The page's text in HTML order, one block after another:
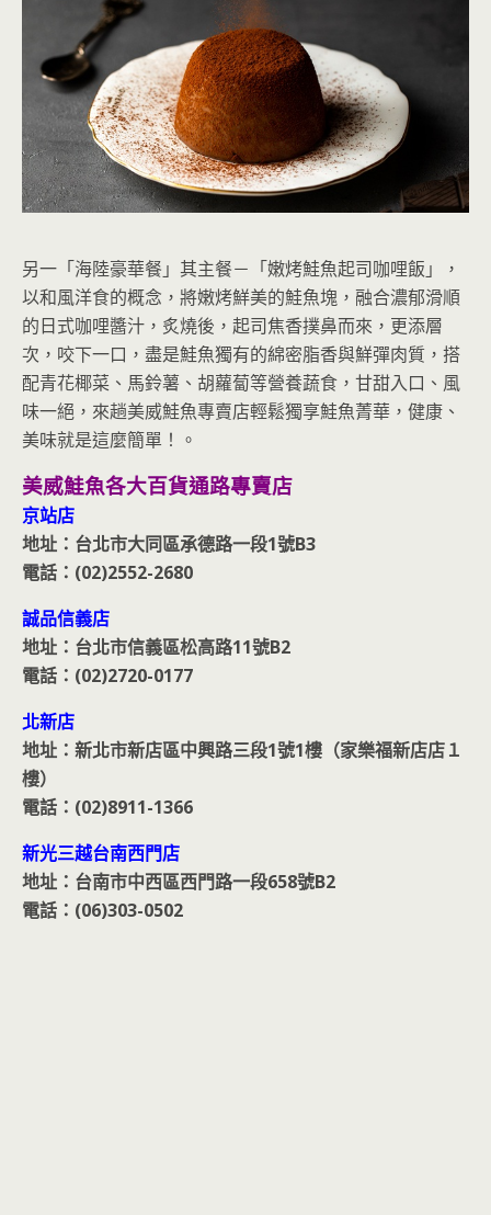
另一「海陸豪華餐」其主餐－「嫩烤鮭魚起司咖哩飯」，
以和風洋食的概念，將嫩烤鮮美的鮭魚塊，融合濃郁滑順
的日式咖哩醬汁，炙燒後，起司焦香撲鼻而來，更添層
次，咬下一口，盡是鮭魚獨有的綿密脂香與鮮彈肉質，搭
配青花椰菜、馬鈴薯、胡蘿蔔等營養蔬食，甘甜入口、風
味一絕，來趟美威鮭魚專賣店輕鬆獨享鮭魚菁華，健康、
美味就是這麼簡單！。
美威鮭魚各大百貨通路專賣店
京站店
地址：台北市大同區承德路一段1號B3
電話：(02)2552-2680
誠品信義店
地址：台北市信義區松高路11號B2
電話：(02)2720-0177
北新店
地址：新北市新店區中興路三段1號1樓（家樂福新店店１
樓）
電話：(02)8911-1366
新光三越台南西門店
地址：台南市中西區西門路一段658號B2
電話：(06)303-0502